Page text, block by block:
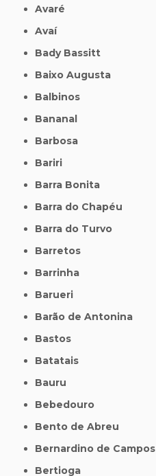
Avaré
Avaí
Bady Bassitt
Baixo Augusta
Balbinos
Bananal
Barbosa
Bariri
Barra Bonita
Barra do Chapéu
Barra do Turvo
Barretos
Barrinha
Barueri
Barão de Antonina
Bastos
Batatais
Bauru
Bebedouro
Bento de Abreu
Bernardino de Campos
Bertioga